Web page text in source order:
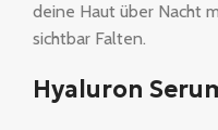
deine Haut über Nacht
sichtbar Falten.
Hyaluron